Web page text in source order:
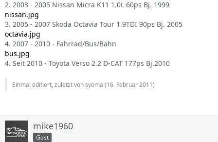
2. 2003 - 2005 Nissan Micra K11 1.0L 60ps Bj. 1999
nissan.jpg
3. 2005 - 2007 Skoda Octavia Tour 1.9TDI 90ps Bj. 2005
octavia.jpg
4. 2007 - 2010 - Fahrrad/Bus/Bahn
bus.jpg
4. Seit 2010 - Toyota Verso 2.2 D-CAT 177ps Bj.2010
Einmal editiert, zuletzt von syoma (16. Februar 2011)
mike1960
Gast